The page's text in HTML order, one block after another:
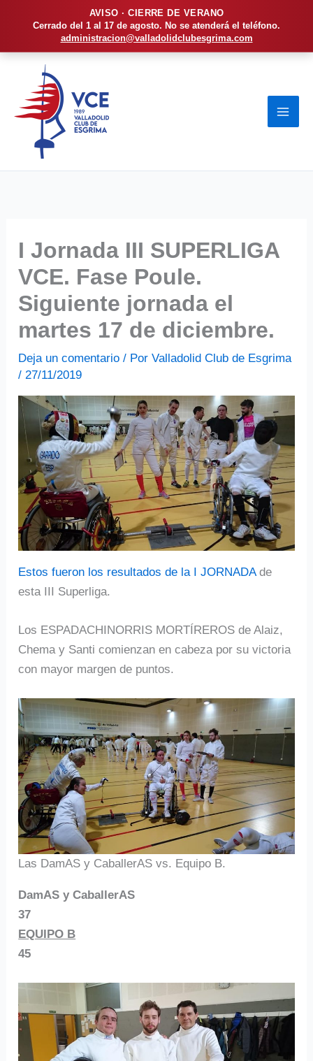
AVISO · CIERRE DE VERANO
Cerrado del 1 al 17 de agosto. No se atenderá el teléfono.
administracion@valladolidclubesgrima.com
contenido
I Jornada III SUPERLIGA
VCE. Fase Poule.
Siguiente jornada el
martes 17 de diciembre.
Deja un comentario / PorValladolid Club de Esgrima
/ 27/11/2019
Estos fueron los resultados de la I JORNADAde
esta III Superliga.
Los ESPADACHINORRIS MORTÍREROS de Alaiz,
Chema y Santi comienzan en cabeza por su victoria
con mayor margen de puntos.
Las DamAS y CaballerAS vs. Equipo B.
DamAS y CaballerAS
37
EQUIPO B
45